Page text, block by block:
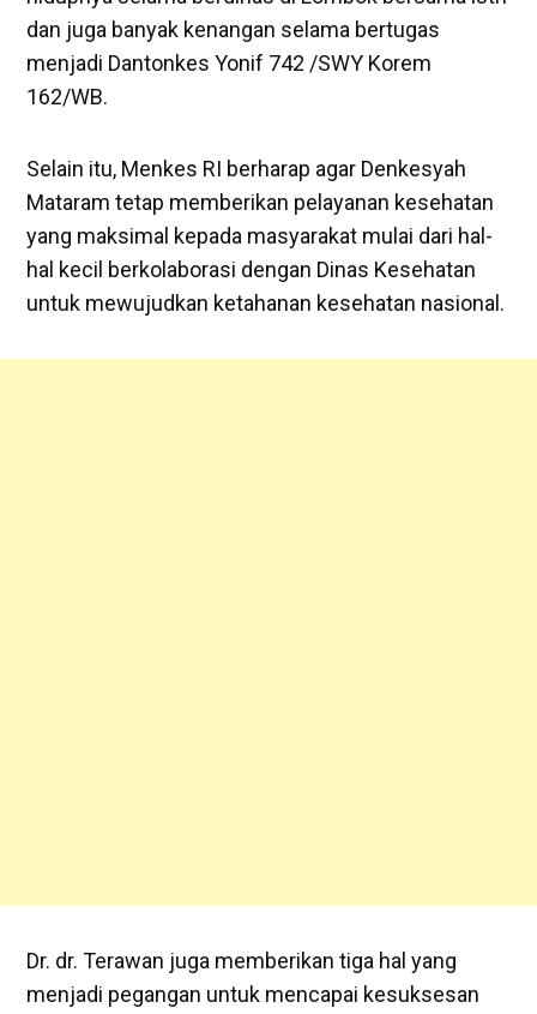
dan juga banyak kenangan selama bertugas
menjadi Dantonkes Yonif 742 /SWY Korem
162/WB.
Selain itu, Menkes RI berharap agar Denkesyah
Mataram tetap memberikan pelayanan kesehatan
yang maksimal kepada masyarakat mulai dari hal-
hal kecil berkolaborasi dengan Dinas Kesehatan
untuk mewujudkan ketahanan kesehatan nasional.
Dr. dr. Terawan juga memberikan tiga hal yang
menjadi pegangan untuk mencapai kesuksesan